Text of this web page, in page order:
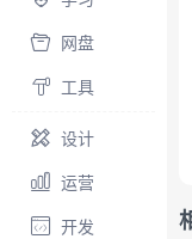
网盘
工具
设计
运营
开发